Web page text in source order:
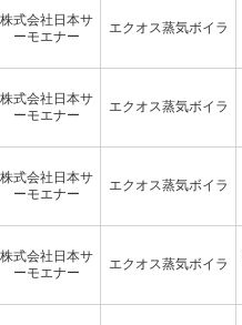
株式会社日本サ
ーモエナー
エクオス蒸気ボイラ
株式会社日本サ
ーモエナー
エクオス蒸気ボイラ
株式会社日本サ
ーモエナー
エクオス蒸気ボイラ
株式会社日本サ
ーモエナー
エクオス蒸気ボイラ